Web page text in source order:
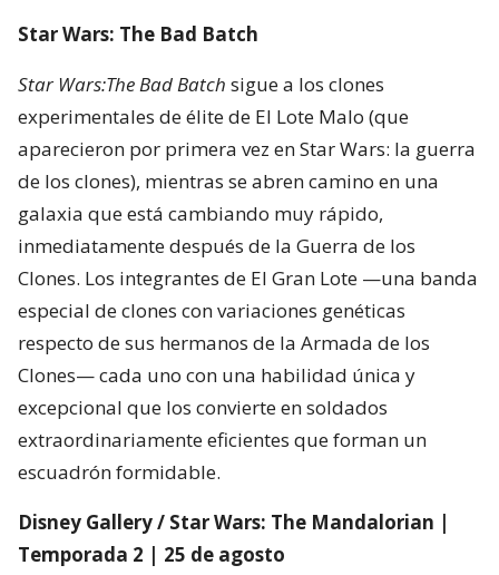
Star Wars: The Bad Batch
Star Wars:The Bad Batch sigue a los clones
experimentales de élite de El Lote Malo (que
aparecieron por primera vez en Star Wars: la guerra
de los clones), mientras se abren camino en una
galaxia que está cambiando muy rápido,
inmediatamente después de la Guerra de los
Clones. Los integrantes de El Gran Lote —una banda
especial de clones con variaciones genéticas
respecto de sus hermanos de la Armada de los
Clones— cada uno con una habilidad única y
excepcional que los convierte en soldados
extraordinariamente eficientes que forman un
escuadrón formidable.
Disney Gallery / Star Wars: The Mandalorian |
Temporada 2 | 25 de agosto